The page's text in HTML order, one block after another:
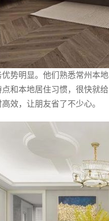
势明显。他们熟悉常州本
和本地居住习惯，很快就
效，让朋友省了不少心。